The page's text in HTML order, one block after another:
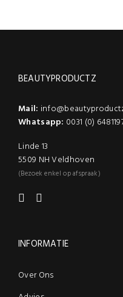
BEAUTYPRODUCTZ
Mail:
Whatsapp: 0031 (0)
Linde 13
5509 NH Veldhoven
(Bezoek enkel op afspraak)
INFORMATIE
Over Ons